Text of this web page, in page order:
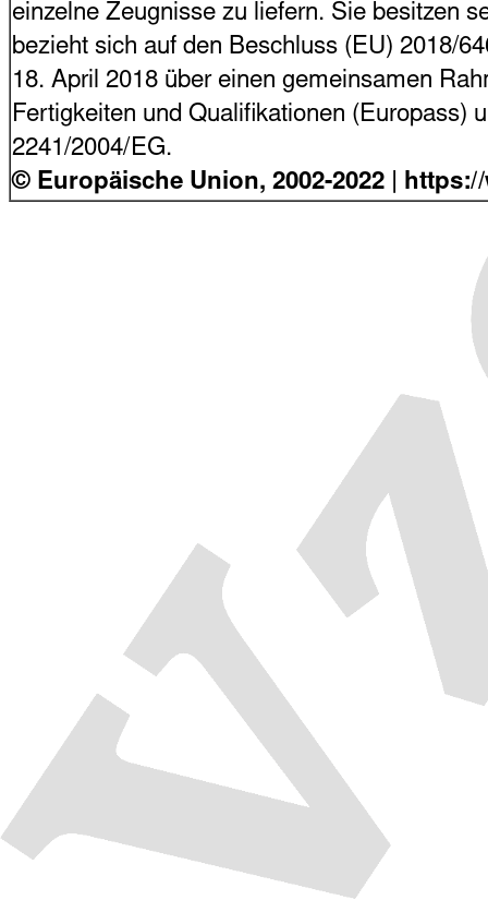
einzelne Zeugnisse zu liefern. Sie besitzen
bezieht sich auf den Beschluss (EU) 2018/
18. April 2018 über einen gemeinsamen
Fertigkeiten und Qualifikationen (Europass)
2241/2004/EG.
© Europäische Union, 2002-2022
|